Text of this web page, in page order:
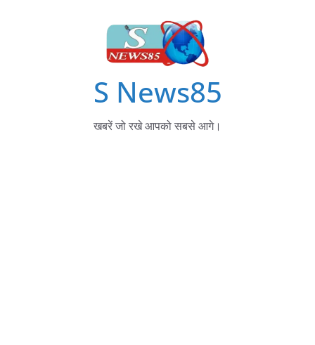
S News85
खबरें जो रखे आपको सबसे आगे।